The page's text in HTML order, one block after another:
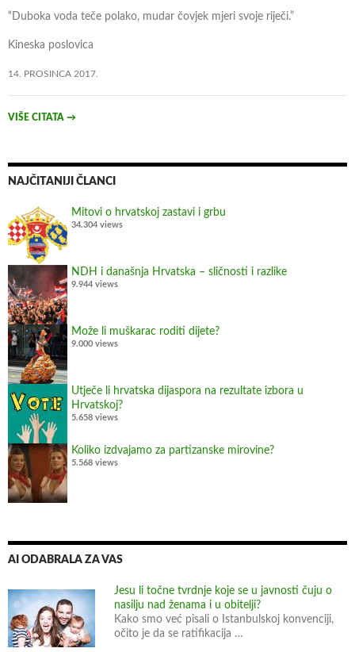
G
u
r
d
–
a
k
i
n
t
e
r
n
e
t
e
g
l
n
c
m
a
“Duboka voda teče polako, mudar čovjek mjeri svoje riječi.”
Kineska poslovica
14. PROSINCA 2017.
VIŠE CITATA →
NAJČITANIJI ČLANCI
Mitovi o hrvatskoj zastavi i grbu
34.304 views
NDH i današnja Hrvatska – sličnosti i razlike
9.944 views
Može li muškarac roditi dijete?
9.000 views
Utječe li hrvatska dijaspora na rezultate izbora u
Hrvatskoj?
5.658 views
Koliko izdvajamo za partizanske mirovine?
5.568 views
AI ODABRALA ZA VAS
Jesu li točne tvrdnje koje se u javnosti čuju o
nasilju nad ženama i u obitelji?
Kako smo već pisali o Istanbulskoj konvenciji,
očito je da se ratifikacija …